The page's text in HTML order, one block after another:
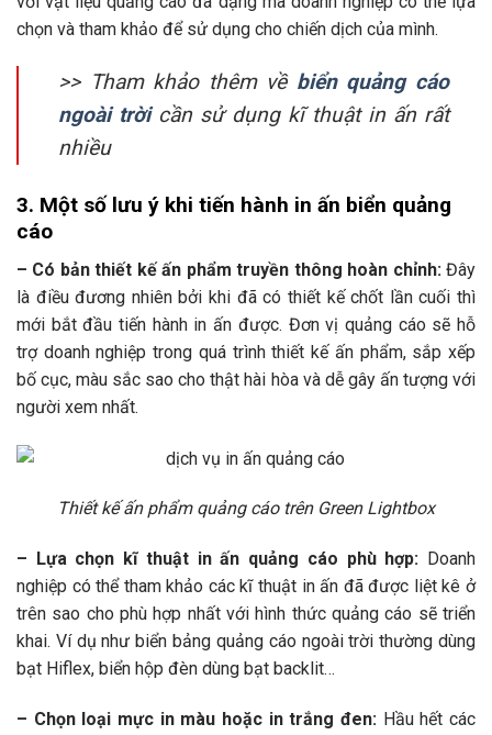
chọn và tham khảo để sử dụng cho chiến dịch của mình.
>> Tham khảo thêm về biển quảng cáo
ngoài trờicần sử dụng kĩ thuật in ấn rất
nhiều
3. Một số lưu ý khi tiến hành in ấn biển quảng
cáo
– Có bản thiết kế ấn phẩm truyền thông hoàn chỉnh:Đây
là điều đương nhiên bởi khi đã có thiết kế chốt lần cuối thì
mới bắt đầu tiến hành in ấn được. Đơn vị quảng cáo sẽ hỗ
trợ doanh nghiệp trong quá trình thiết kế ấn phẩm, sắp xếp
bố cục, màu sắc sao cho thật hài hòa và dễ gây ấn tượng với
người xem nhất.
Thiết kế ấn phẩm quảng cáo trên Green Lightbox
– Lựa chọn kĩ thuật in ấn quảng cáo phù hợp: Doanh
nghiệp có thể tham khảo các kĩ thuật in ấn đã được liệt kê ở
trên sao cho phù hợp nhất với hình thức quảng cáo sẽ triển
khai. Ví dụ như biển bảng quảng cáo ngoài trời thường dùng
bạt Hiflex, biển hộp đèn dùng bạt backlit…
– Chọn loại mực in màu hoặc in trắng đen: Hầu hết các